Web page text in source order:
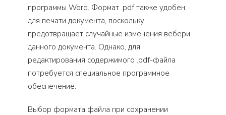
программы Word. Формат .pdf также удобен
для печати документа, поскольку
предотвращает случайные изменения вебери
данного документа. Однако, для
редактирования содержимого .pdf-файла
потребуется специальное программное
обеспечение.
Выбор формата файла при сохранении